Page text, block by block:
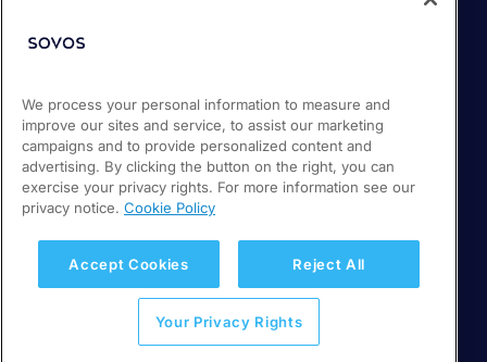
Responsabilidad social
Soporte / Portal de clientes
Empleos
Política de Privacidad
We process your personal information to measure and
improve our sites and service, to assist our marketing
campaigns and to provide personalized content and
advertising. By clicking the button on the right, you can
exercise your privacy rights. For more information see our
privacy notice. Cookie Policy
Accept Cookies Reject All
Your Privacy Rights